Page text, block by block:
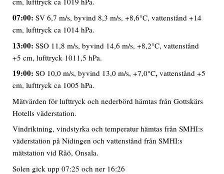
07:00: SV 6,7 m/s, byvind 8,3 m/s, +8,6°C, vattenstånd +14
cm, lufttryck ca 1014 hPa.
13:00: SSO 11,8 m/s, byvind 14,6 m/s, +8,2°C, vattenstånd
+5 cm, lufttryck 1011,5 hPa.
19:00: SO 10,0 m/s, byvind 13,0 m/s, +7,0°C,vattenstånd +5
cm, lufttryck ca 1005 hPa.
Mätvärden för lufttryck och nederbörd hämtas från Gottskärs
Hotells väderstation.
Vindriktning, vindstyrka och temperatur hämtas från SMHI:s
väderstation på Nidingen och vattenstånd från SMHI:s
mätstation vid Råö, Onsala.
Solen gick upp 07:25 och ner 16:26